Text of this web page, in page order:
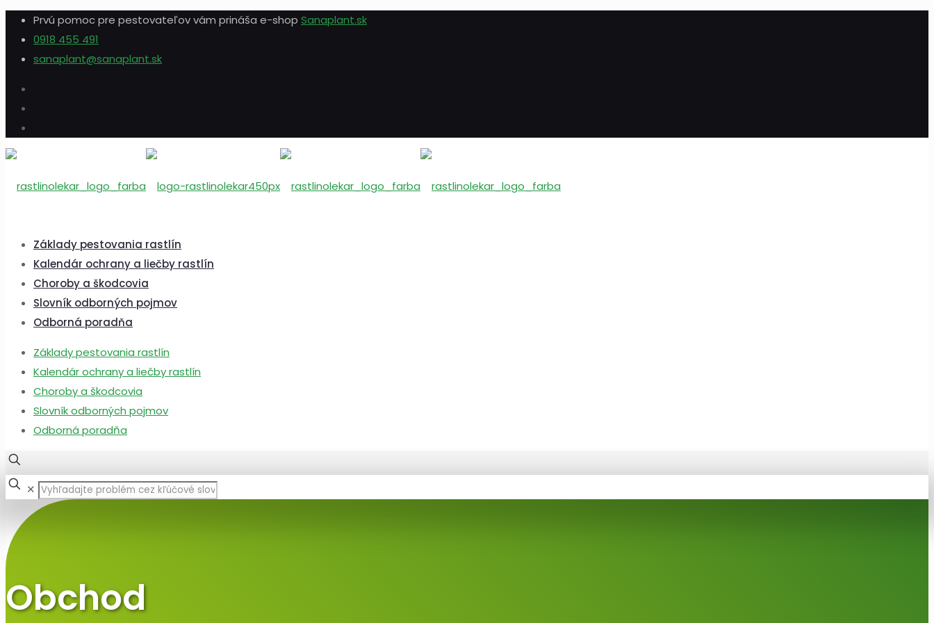
Prvú pomoc pre pestovateľov vám prináša e-shop Sanaplant.sk
0918 455 491
sanaplant@sanaplant.sk
Základy pestovania rastlín
Kalendár ochrany a liečby rastlín
Choroby a škodcovia
Slovník odborných pojmov
Odborná poradňa
Základy pestovania rastlín
Kalendár ochrany a liečby rastlín
Choroby a škodcovia
Slovník odborných pojmov
Odborná poradňa
✕
Obchod